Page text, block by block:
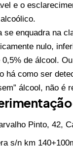
e o
se enquadra na
nulo,
de álcool.
há como ser
álcool, não é
Pinto, 42,
s/n km